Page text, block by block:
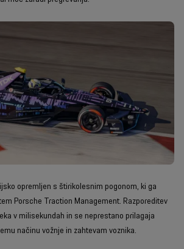
opremljen s štirikolesnim pogonom, ki ga
Porsche Traction Management. Razporeditev
v milisekundah in se neprestano prilagaja
načinu vožnje in zahtevam voznika.